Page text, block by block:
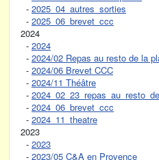
- 2025_04_autres_sorties
- 2025_06_brevet_ccc
2024
- 2024
- 2024/02 Repas au resto de la
- 2024/06 Brevet CCC
- 2024/11 Théâtre
-
- 2024_06_brevet_ccc
- 2024_11_theatre
2023
- 2023
- 2023/05 C&A en Provence